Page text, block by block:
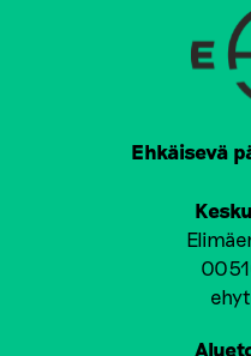
Ehkäisevä